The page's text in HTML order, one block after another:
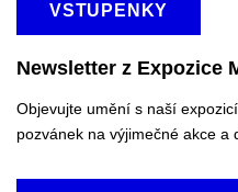
VSTUPENKY
Newsletter z Expozice
Objevujte umění s naší
pozvánek na výjimečné akce a